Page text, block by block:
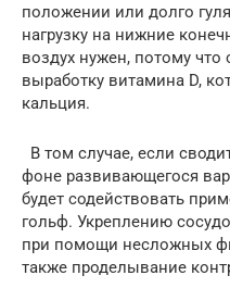
положении или долго
нагрузку на нижние
воздух нужен, потому
выработку витамина D,
кальция.
В том случае, если
фоне развивающегося
будет содействовать
гольф. Укреплению
при помощи несложных
также проделывание